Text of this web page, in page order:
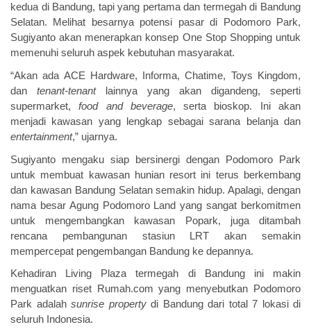
kedua di Bandung, tapi yang pertama dan termegah di Bandung
Selatan. Melihat besarnya potensi pasar di Podomoro Park,
Sugiyanto akan menerapkan konsep One Stop Shopping untuk
memenuhi seluruh aspek kebutuhan masyarakat.
“Akan ada ACE Hardware, Informa, Chatime, Toys Kingdom,
dan tenant-tenantlainnya yang akan digandeng, seperti
supermarket,food and beverage, serta bioskop. Ini akan
menjadi kawasan yang lengkap sebagai sarana belanja dan
entertainment,” ujarnya.
Sugiyanto mengaku siap bersinergi dengan Podomoro Park
untuk membuat kawasan hunian resort ini terus berkembang
dan kawasan Bandung Selatan semakin hidup. Apalagi, dengan
nama besar Agung Podomoro Land yang sangat berkomitmen
untuk mengembangkan kawasan Popark, juga ditambah
rencana pembangunan stasiun LRT akan semakin
mempercepat pengembangan Bandung ke depannya.
Kehadiran Living Plaza termegah di Bandung ini makin
menguatkan riset Rumah.com yang menyebutkan Podomoro
Park adalah sunrise propertydi Bandung dari total 7 lokasi di
seluruh Indonesia.